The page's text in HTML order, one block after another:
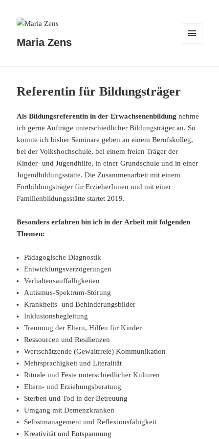
Maria Zens
Referentin für Bildungsträger
Als Bildungsreferentin in der Erwachsenenbildung nehme
ich gerne Aufträge unterschiedlicher Bildungsträger an. So
konnte ich bisher Seminare geben an einem Berufskolleg,
bei der Volkshochschule, bei einem freien Träger der
Kinder- und Jugendhilfe, in einer Grundschule und in einer
Jugendbildungsstätte. Die Zusammenarbeit mit einem
Fortbildungsträger für ErzieherInnen und mit einer
Familienbildungsstätte startet 2019.
Besonders erfahren bin ich in der Arbeit mit folgenden
Themen:
Pädagogische Diagnostik
Entwicklungsverzögerungen
Verhaltensauffälligkeiten
Autismus-Spektrum-Störung
Krankheits- und Behinderungsbilder
Inklusionsbegleitung
Trennung der Eltern, Hilfen für Kinder
Ressourcen und Resilienzen
Wertschätzende (Gewaltfreie) Kommunikation
Mehrsprachigkeit und Literalität
Rituale und Feste unterschiedlicher Kulturen
Eltern- und Erziehungsberatung
Sterben und Tod in der Betreuung
Umgang mit Demenzkranken
Selbstmanagement und Reflexionsfähigkeit
Kreativität und Entspannung